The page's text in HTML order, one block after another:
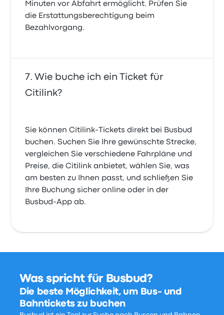
Minuten vor Abfahrt ermöglicht. Prüfen Sie
die Erstattungsberechtigung beim
Bezahlvorgang.
Wie buche ich ein Ticket für
Citilink?
Sie können Citilink-Tickets direkt bei Busbud
buchen. Suchen Sie Ihre gewünschte Strecke,
vergleichen Sie verschiedene Fahrpläne und
Preise, die Citilink anbietet, wählen Sie, was
am besten zu Ihnen passt, und schließen Sie
Ihre Buchung sicher online oder in der
Busbud-App ab.
Was spricht für Busbud?
Die beste Möglichkeit, um Bus- und
Bahntickets zu buchen